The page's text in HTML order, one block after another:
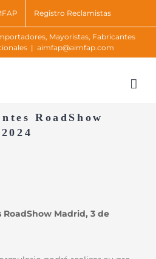
Registro Reclamistas
Mayoristas, Fabricantes
| aimfap@aimfap.com
RoadShow
Madrid, 3 de